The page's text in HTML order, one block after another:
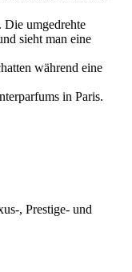
, Prestige- und